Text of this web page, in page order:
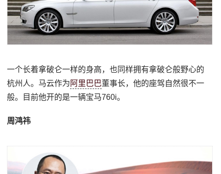
一个长着拿破仑一样的身高，也同样拥有拿破仑般野心的
杭州人。马云作为 阿里巴巴董事长，他的座驾自然很不一
般。目前他开的是一辆宝马760i。
周鸿祎